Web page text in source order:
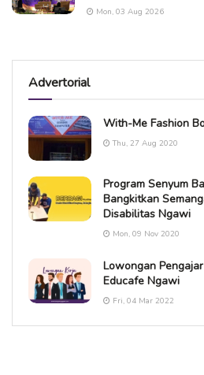
Mon, 03 Aug 2026
Advertorial
With-Me Fashion
Thu, 27 Aug 2020
Program Senyum
Bangkitkan
Disabilitas Ngawi
Mon, 09 Nov 2020
Lowongan
Educafe Ngawi
Fri, 04 Mar 2022